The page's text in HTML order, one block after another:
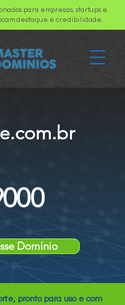
para empresas, startups e
destaque e credibilidade.
Domínio
pronto para uso e com